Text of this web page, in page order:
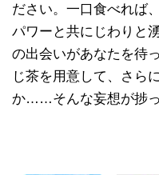
ださい。一口食べれば
パワーと共にじわりと
の出会いがあなたを待
じ茶を用意して、さら
か……そんな妄想が捗っ